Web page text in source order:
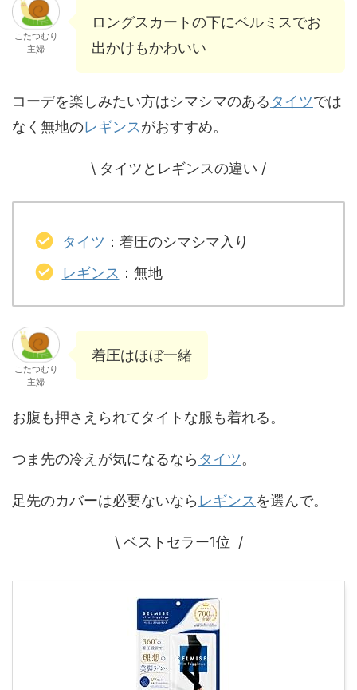
こたつむり
主婦
ロングスカートの下にベルミスでお
出かけもかわいい
コーデを楽しみたい方はシマシマのあるタイツでは
なく無地のレギンスがおすすめ。
\ タイツとレギンスの違い /
タイツ ：着圧のシマシマ入り
レギンス ：無地
こたつむり
主婦
着圧はほぼ一緒
お腹も押さえられてタイトな服も着れる。
つま先の冷えが気になるなら タイツ。
足先のカバーは必要ないなら レギンス を選んで。
\ ベストセラー1位 /